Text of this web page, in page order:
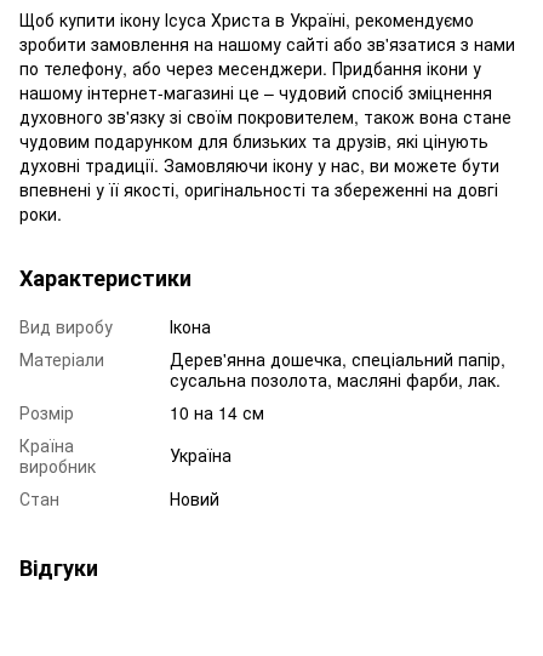
Щоб купити ікону Ісуса Христа в Україні, рекомендуємо
зробити замовлення на нашому сайті або зв'язатися з нами
по телефону, або через месенджери. Придбання ікони у
нашому інтернет-магазині це – чудовий спосіб зміцнення
духовного зв'язку зі своїм покровителем, також вона стане
чудовим подарунком для близьких та друзів, які цінують
духовні традиції. Замовляючи ікону у нас, ви можете бути
впевнені у її якості, оригінальності та збереженні на довгі
роки.
Характеристики
Вид виробу
Ікона
Матеріали
Дерев'янна дошечка, спеціальний папір,
сусальна позолота, масляні фарби, лак.
Розмір
10 на 14 см
Країна
виробник
Україна
Стан
Новий
Відгуки